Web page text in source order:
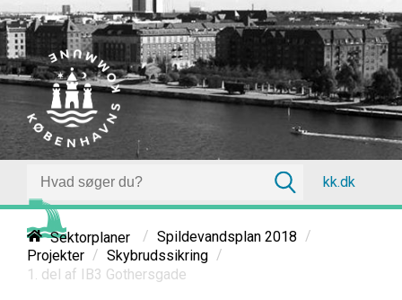
kk.dk
Sektorplaner / Spildevandsplan 2018 /
Projekter / Skybrudssikring /
1. del af IB3 Gothersgade